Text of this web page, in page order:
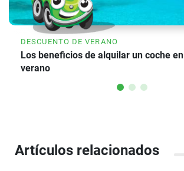
DESCUENTO DE VERANO
Los beneficios de alquilar un coche en
verano
Artículos relacionados